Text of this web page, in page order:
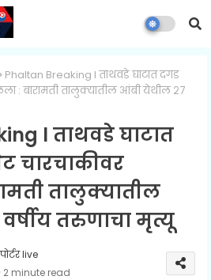
Phaltan Breaking l ताथवडे घाटात दगड
: बारामती तालुक्यातील आंबी येथील २७
l ताथवडे घाटात
चारचाकीवर
तालुक्यातील
तरुणाचा मृत्यू
live
2 minute read